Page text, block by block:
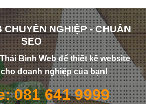
CHUYÊN NGHIỆP - CHUẨN
SEO
Bình Web để thiết kế website
doanh nghiệp của bạn!
081 641 9999